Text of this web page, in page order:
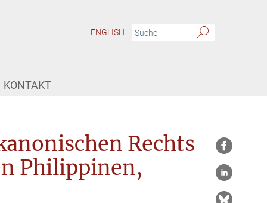
ENGLISH
KONTAKT
Rechts
Philippinen,